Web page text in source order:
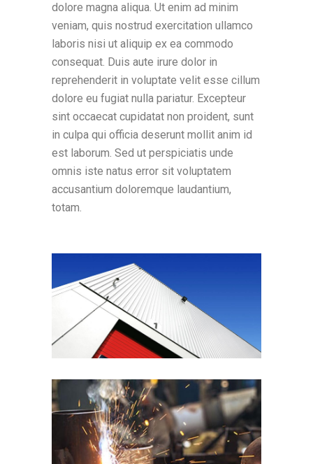
dolore magna aliqua. Ut enim ad minim
veniam, quis nostrud exercitation ullamco
laboris nisi ut aliquip ex ea commodo
consequat. Duis aute irure dolor in
reprehenderit in voluptate velit esse cillum
dolore eu fugiat nulla pariatur. Excepteur
sint occaecat cupidatat non proident, sunt
in culpa qui officia deserunt mollit anim id
est laborum. Sed ut perspiciatis unde
omnis iste natus error sit voluptatem
accusantium doloremque laudantium,
totam.